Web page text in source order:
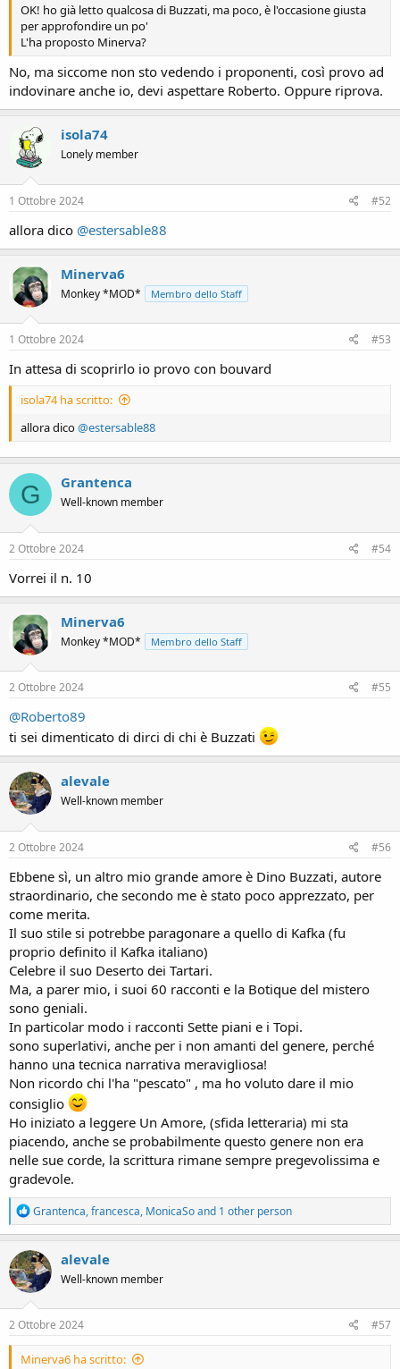
OK! ho già letto qualcosa di Buzzati, ma poco, è l'occasione giusta
per approfondire un po'
L'ha proposto Minerva?
No, ma siccome non sto vedendo i proponenti, così provo ad
indovinare anche io, devi aspettare Roberto. Oppure riprova.
isola74
Lonely member
1 Ottobre 2024 #52
allora dico @estersable88
Minerva6
Monkey *MOD* Membro dello Staff
1 Ottobre 2024 #53
In attesa di scoprirlo io provo con bouvard
isola74 ha scritto:
allora dico@estersable88
G Grantenca
Well-known member
2 Ottobre 2024 #54
Vorrei il n. 10
Minerva6
Monkey *MOD* Membro dello Staff
2 Ottobre 2024 #55
@Roberto89
ti sei dimenticato di dirci di chi è Buzzati
alevale
Well-known member
2 Ottobre 2024 #56
Ebbene sì, un altro mio grande amore è Dino Buzzati, autore
straordinario, che secondo me è stato poco apprezzato, per
come merita.
Il suo stile si potrebbe paragonare a quello di Kafka (fu
proprio definito il Kafka italiano)
Celebre il suo Deserto dei Tartari.
Ma, a parer mio, i suoi 60 racconti e la Botique del mistero
sono geniali.
In particolar modo i racconti Sette piani e i Topi.
sono superlativi, anche per i non amanti del genere, perché
hanno una tecnica narrativa meravigliosa!
Non ricordo chi l'ha "pescato" , ma ho voluto dare il mio
consiglio
Ho iniziato a leggere Un Amore, (sfida letteraria) mi sta
piacendo, anche se probabilmente questo genere non era
nelle sue corde, la scrittura rimane sempre pregevolissima e
gradevole.
R
e
a
c
t
i
o
n
s
Grantenca,francesca, MonicaSoand 1 other person
alevale
Well-known member
2 Ottobre 2024 #57
Minerva6 ha scritto: